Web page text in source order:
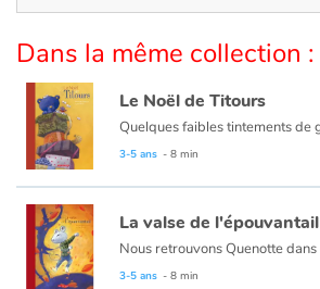
Formats et illustrations
Catalogue anglais
Contraste +
Aide
Dans la même collection :
Le Noël de Titours
3-5 ans - 8 min
La valse de l'épouvantail
3-5 ans - 8 min